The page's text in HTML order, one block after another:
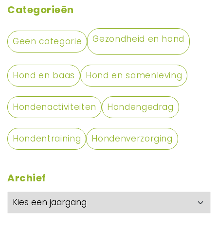
Categorieën
Geen categorie Gezondheid en hond
Hond en baas Hond en samenleving
Hondenactiviteiten Hondengedrag
Hondentraining Hondenverzorging
Archief